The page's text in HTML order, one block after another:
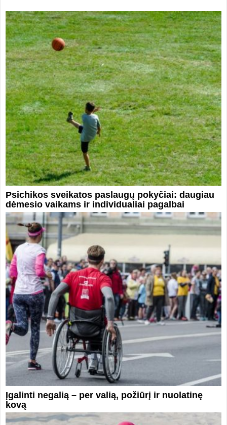
Psichikos sveikatos paslaugų pokyčiai: daugiau
dėmesio vaikams ir individualiai pagalbai
Įgalinti negalią – per valią, požiūrį ir nuolatinę
kovą